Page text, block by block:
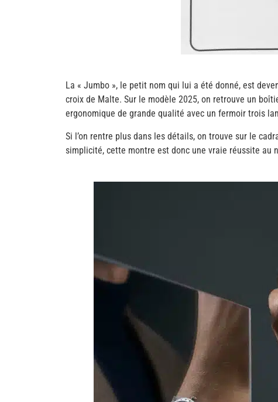
La « Jumbo », le petit nom qui lui a été donné, est
croix de Malte. Sur le modèle 2025, on retrouve un
ergonomique de grande qualité avec un fermoir trois
Si l’on rentre plus dans les détails, on trouve sur le
simplicité, cette montre est donc une vraie réussite au